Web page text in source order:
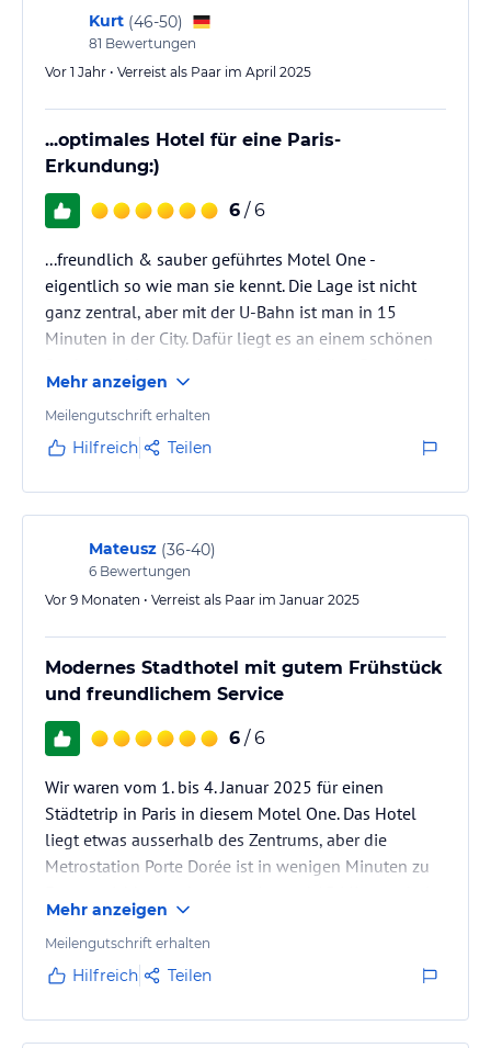
Kurt (46-50)
81 Bewertungen
Vor 1 Jahr • Verreist als Paar im April 2025
...optimales Hotel für eine Paris-
Erkundung:)
6 / 6
...freundlich & sauber geführtes Motel One -
eigentlich so wie man sie kennt. Die Lage ist nicht
ganz zentral, aber mit der U-Bahn ist man in 15
Minuten in der City. Dafür liegt es an einem schönen
Grünen drehen.
Mehr anzeigen
Meilengutschrift erhalten
Hilfreich Teilen
Mateusz (36-40)
6 Bewertungen
Vor 9 Monaten • Verreist als Paar im Januar 2025
Modernes Stadthotel mit gutem Frühstück
und freundlichem Service
6 / 6
Wir waren vom 1. bis 4. Januar 2025 für einen
Städtetrip in Paris in diesem Motel One. Das Hotel
liegt etwas ausserhalb des Zentrums, aber die
Metrostation Porte Dorée ist in wenigen Minuten zu
den Sehenswürdigkeiten ist. Unser Zimmer war, wie
bei Motel One üblich, recht klein, aber modern
eingerichtet, sehr sauber und mit einem bequemen
Brot und Käse, allerdings ist der Frühstüchsraum
Mehr anzeigen
Meilengutschrift erhalten
Hilfreich Teilen